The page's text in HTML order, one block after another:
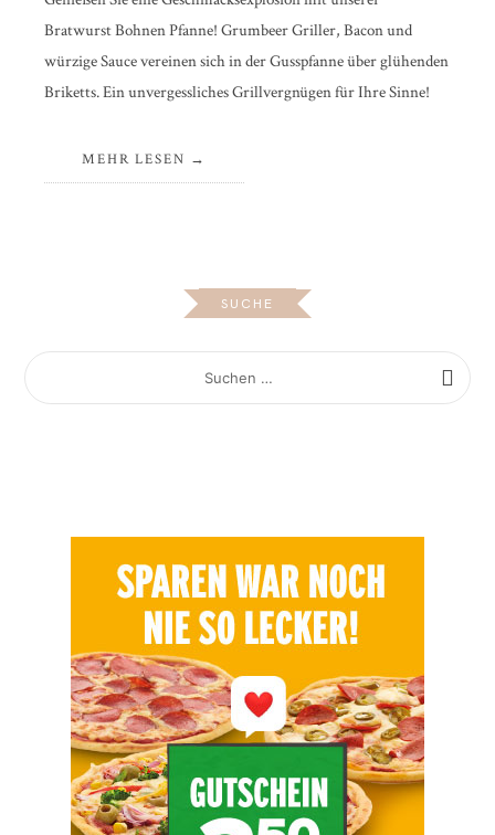
Bratwurst Bohnen Pfanne! Grumbeer Griller, Bacon und
würzige Sauce vereinen sich in der Gusspfanne über glühenden
Briketts. Ein unvergessliches Grillvergnügen für Ihre Sinne!
MEHR LESEN
SUCHE
SUCHEN